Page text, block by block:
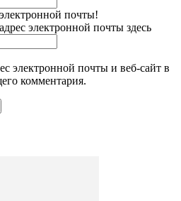
почты!
электронной почты здесь
электронной почты и веб-сайт в
комментария.